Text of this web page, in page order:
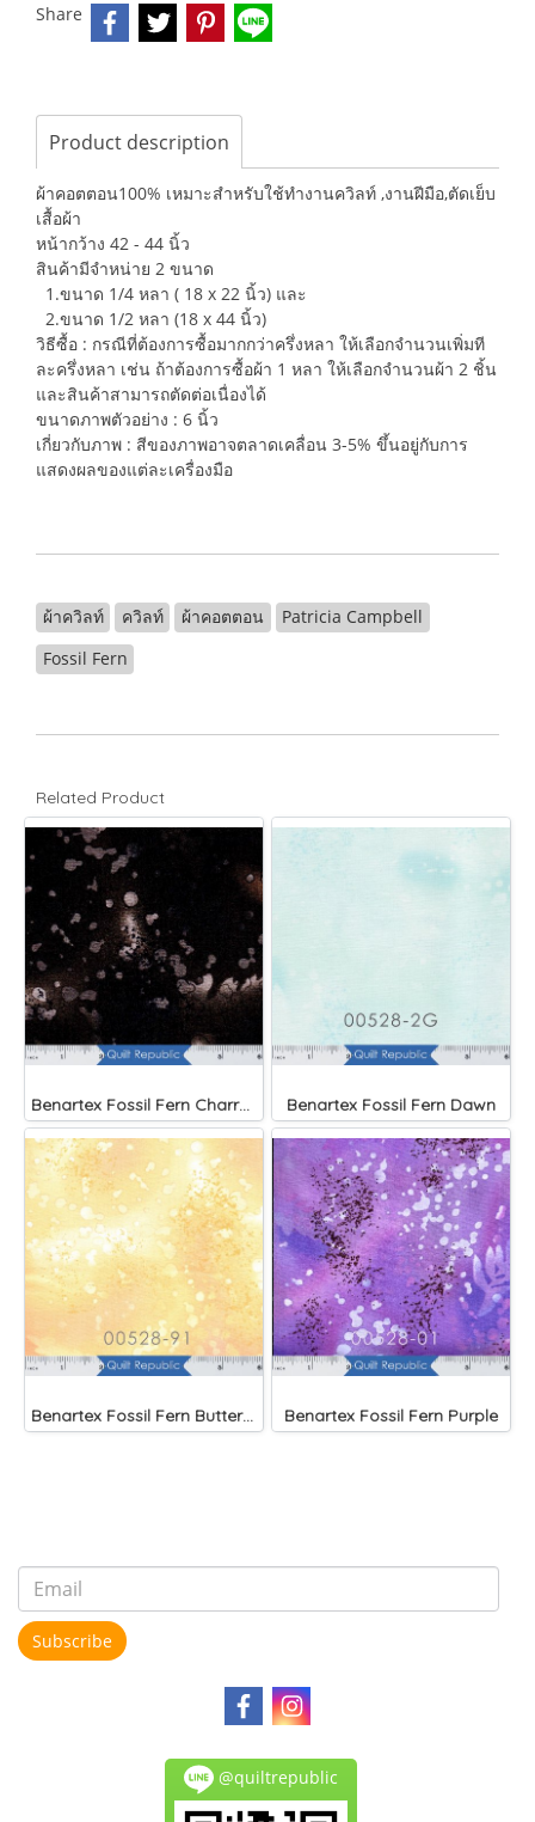
Share
Product description
ผ้าคอตตอน100% เหมาะสำหรับใช้ทำงานควิลท์ ,งานฝีมือ,ตัดเย็บ
เสื้อผ้า
หน้ากว้าง 42 - 44 นิ้ว
สินค้ามีจำหน่าย 2 ขนาด
1.ขนาด 1/4 หลา ( 18 x 22 นิ้ว) และ
2.ขนาด 1/2 หลา (18 x 44 นิ้ว)
วิธีซื้อ : กรณีที่ต้องการซื้อมากกว่าครึ่งหลา ให้เลือกจำนวนเพิ่มที
ละครึ่งหลา เช่น ถ้าต้องการซื้อผ้า 1 หลา ให้เลือกจำนวนผ้า 2 ชิ้น
และสินค้าสามารถตัดต่อเนื่องได้
ขนาดภาพตัวอย่าง : 6 นิ้ว
เกี่ยวกับภาพ : สีของภาพอาจตลาดเคลื่อน 3-5% ขึ้นอยู่กับการ
แสดงผลของแต่ละเครื่องมือ
ผ้าควิลท์ ควิลท์ ผ้าคอตตอน
Patricia Campbell
Fossil Fern
Related Product
Benartex Fossil Fern Charred Wood Benartex Fossil Fern Dawn
Benartex Fossil Fern Butternut Benartex Fossil Fern Purple
Subscribe
@quiltrepublic